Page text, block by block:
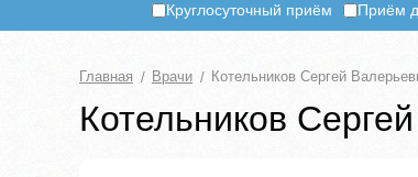
Круглосуточный приём Приём
Главная Врачи Котельников Сергей
Котельников